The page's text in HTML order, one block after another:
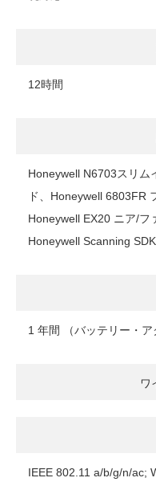
12時間
Honeywell N6703スリム
ド、Honeywell 6803FR
Honeywell EX20 ニア/
Honeywell Scanning SDK
1 年間 （バッテリー・
ワ
IEEE 802.11 a/b/g/n/ac;